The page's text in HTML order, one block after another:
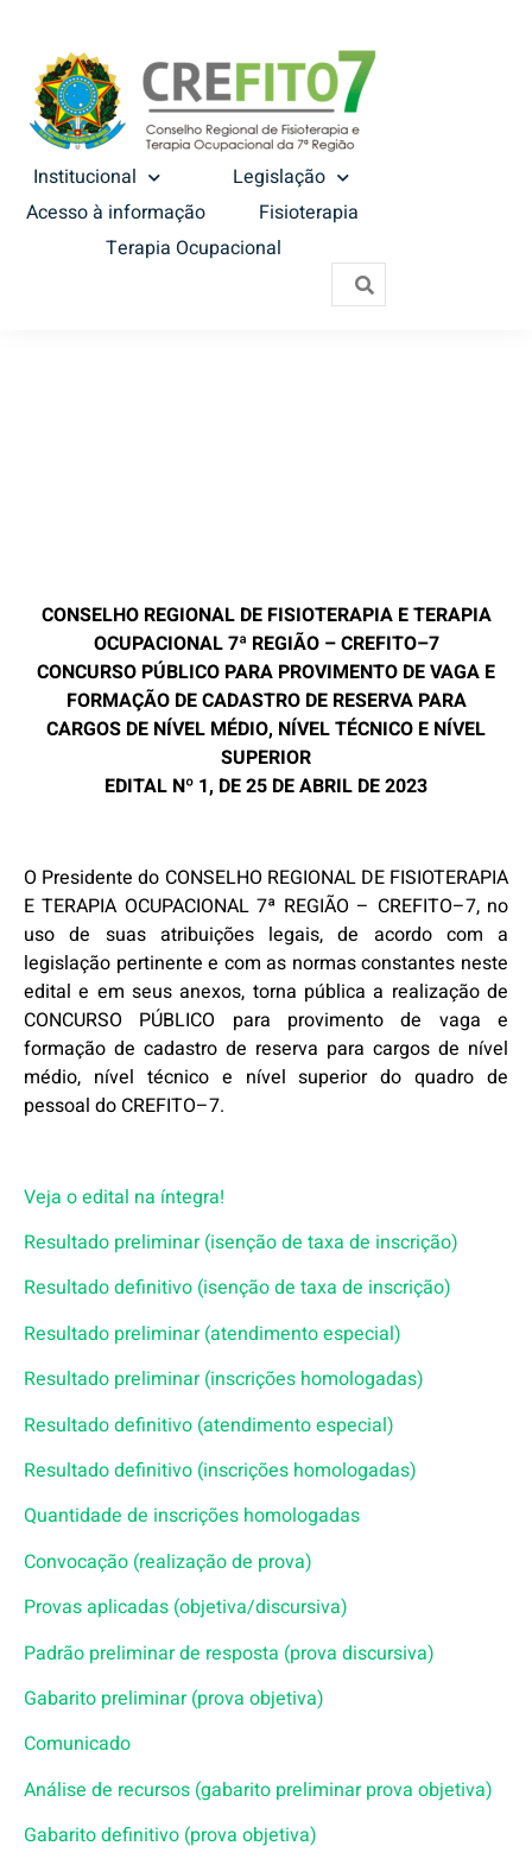
Institucional
Legislação
Acesso à informação
Fisioterapia
Terapia Ocupacional
CONSELHO REGIONAL DE FISIOTERAPIA E TERAPIA
OCUPACIONAL 7ª REGIÃO –CREFITO–7
CONCURSO PÚBLICO PARA PROVIMENTO DE VAGA E
FORMAÇÃO DE CADASTRO DE RESERVA PARA
CARGOS DE NÍVEL MÉDIO, NÍVEL TÉCNICO E NÍVEL
SUPERIOR
EDITAL Nº 1, DE25 DEABRIL DE 2023
O Presidente do CONSELHO REGIONAL DE FISIOTERAPIA
E TERAPIA OCUPACIONAL 7ª REGIÃO – CREFITO–7, no
uso de suas atribuições legais, de acordo com a
legislação pertinente e com as normas constantes neste
edital e em seus anexos, torna pública a realização de
CONCURSO PÚBLICO
para provimento de vaga e
formação de cadastro de reserva para cargos de nível
médio, nível técnico e nível superior do quadro de
pessoal do CREFITO–7.
Veja o edital na íntegra!
Resultado preliminar (isenção de taxa de inscrição)
Resultado definitivo (isenção de taxa de inscrição)
Resultado preliminar (atendimento especial)
Resultado preliminar (inscrições homologadas)
Resultado definitivo (atendimento especial)
Resultado definitivo (inscrições homologadas)
Quantidade de inscrições homologadas
Convocação (realização de prova)
Provas aplicadas (objetiva/discursiva)
Padrão preliminar de resposta (prova discursiva)
Gabarito preliminar (prova objetiva)
Comunicado
Análise de recursos (gabarito preliminar prova objetiva)
Gabarito definitivo (prova objetiva)